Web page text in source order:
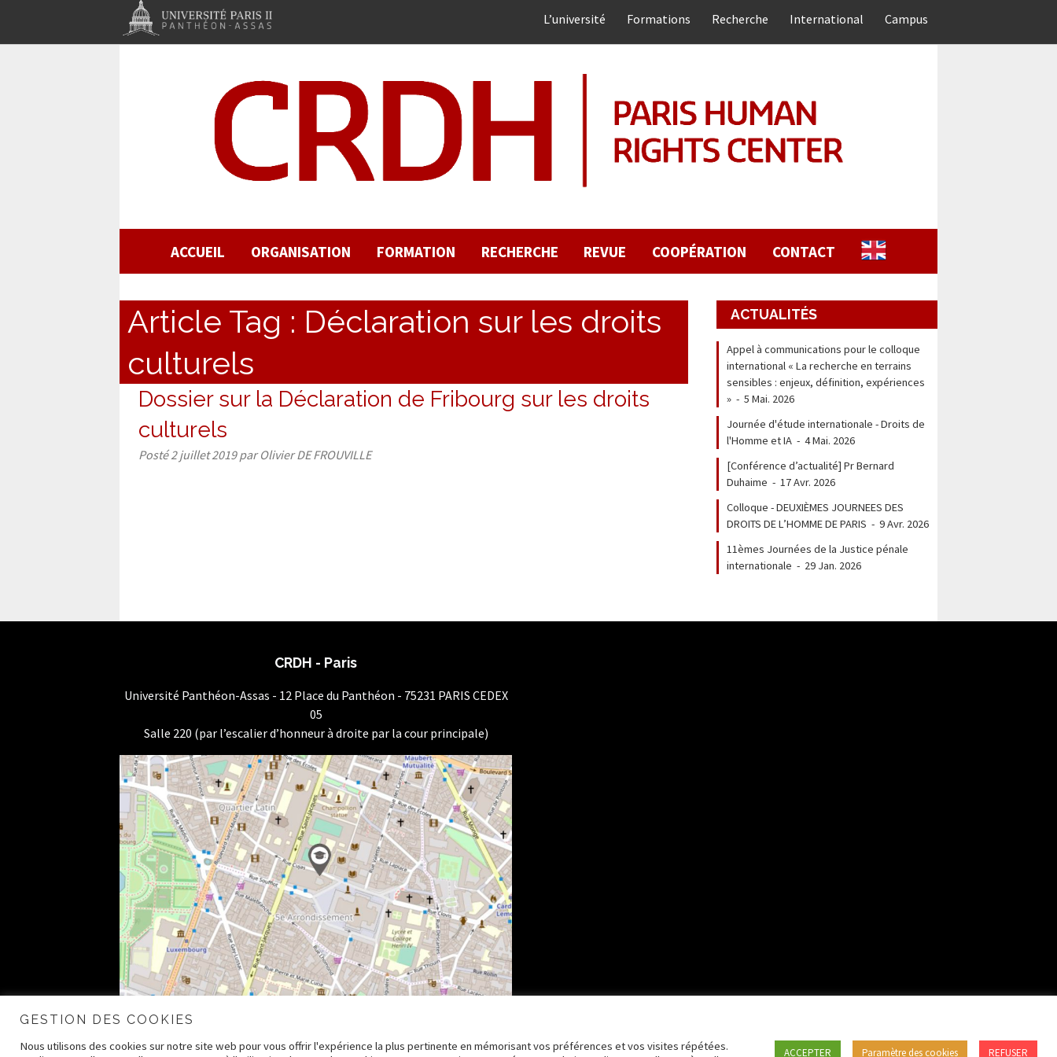
L’université Formations Recherche International Campus
ACCUEIL ORGANISATION FORMATION RECHERCHE REVUE COOPÉRATION CONTACT
Article Tag : Déclaration sur les droits
culturels
Dossier sur la Déclaration de Fribourg sur les droits
culturels
Posté2 juillet 2019 par Olivier DE FROUVILLE
ACTUALITÉS
Appel à communications pour le colloque
international « La recherche en terrains
sensibles : enjeux, définition, expériences
» -5 Mai. 2026
Journée d'étude internationale - Droits de
l'Homme et IA -4 Mai. 2026
[Conférence d’actualité] Pr Bernard
Duhaime -17 Avr. 2026
Colloque - DEUXIÈMES JOURNEES DES
DROITS DE L’HOMME DE PARIS -9 Avr. 2026
11èmes Journées de la Justice pénale
internationale - 29 Jan. 2026
CRDH - Paris
Université Panthéon-Assas - 12 Place du Panthéon - 75231 PARIS CEDEX
05
Salle 220 (par l’escalier d’honneur à droite par la cour principale)
GESTION DES COOKIES
Nous utilisons des cookies sur notre site web pour vous offrir l'expérience la plus pertinente en mémorisant vos préférences et vos visites répétées.
ACCEPTER Paramètre des cookies REFUSER